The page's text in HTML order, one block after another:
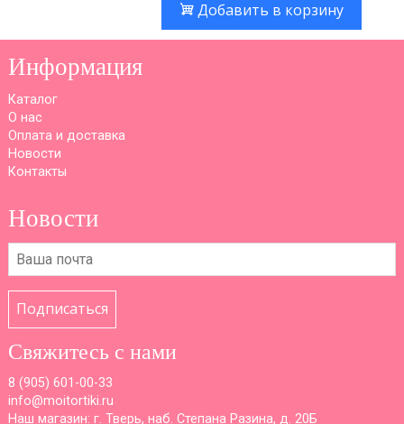
Добавить в корзину
Информация
Каталог
О нас
Оплата и доставка
Новости
Контакты
Новости
Подписаться
Свяжитесь с нами
8 (905) 601-00-33
info@moitortiki.ru
Наш магазин: г. Тверь, наб. Степана Разина, д. 20Б